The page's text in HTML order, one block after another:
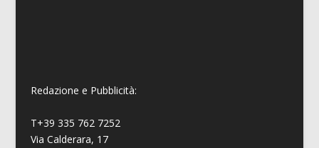
Redazione e Pubblicità:
T+39 335 762 7252
Via Calderara, 17